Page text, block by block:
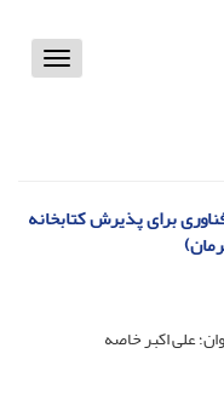
Toggle
برای پذیرش کتابخانه
علی اکبر خاصه